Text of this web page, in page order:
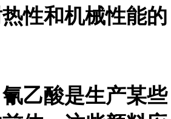
性和机械性能的
乙酸是生产某些